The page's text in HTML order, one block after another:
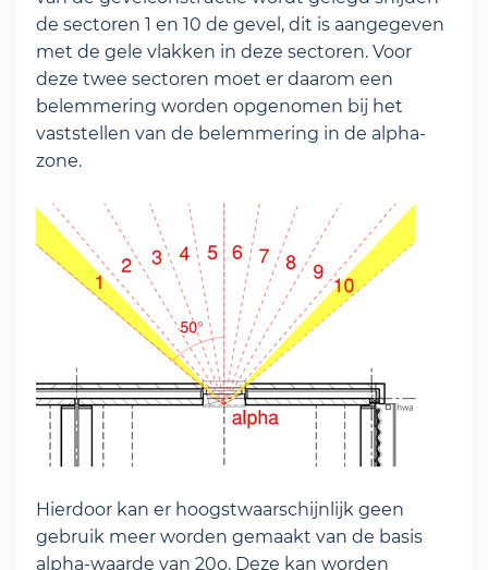
de sectoren 1 en 10 de gevel, dit is aangegeven
met de gele vlakken in deze sectoren. Voor
deze twee sectoren moet er daarom een
belemmering worden opgenomen bij het
vaststellen van de belemmering in de alpha-
zone.
Hierdoor kan er hoogstwaarschijnlijk geen
gebruik meer worden gemaakt van de basis
alpha-waarde van 20o. Deze kan worden